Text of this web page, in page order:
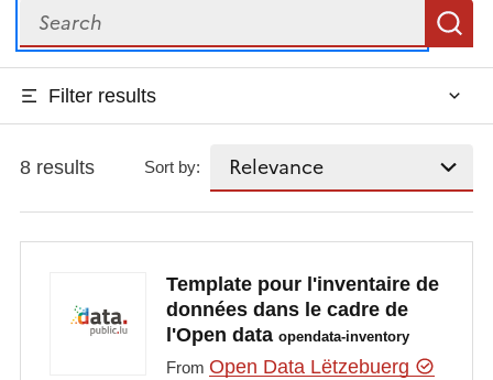
Search
Filter results
8 results Sort by:
Template pour l'inventaire de
données dans le cadre de
l'Open data opendata-inventory
From Open Data Lëtzebuerg